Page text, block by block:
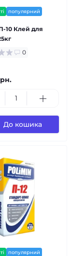
популярний
10 Клей для
0
До кошика
популярний